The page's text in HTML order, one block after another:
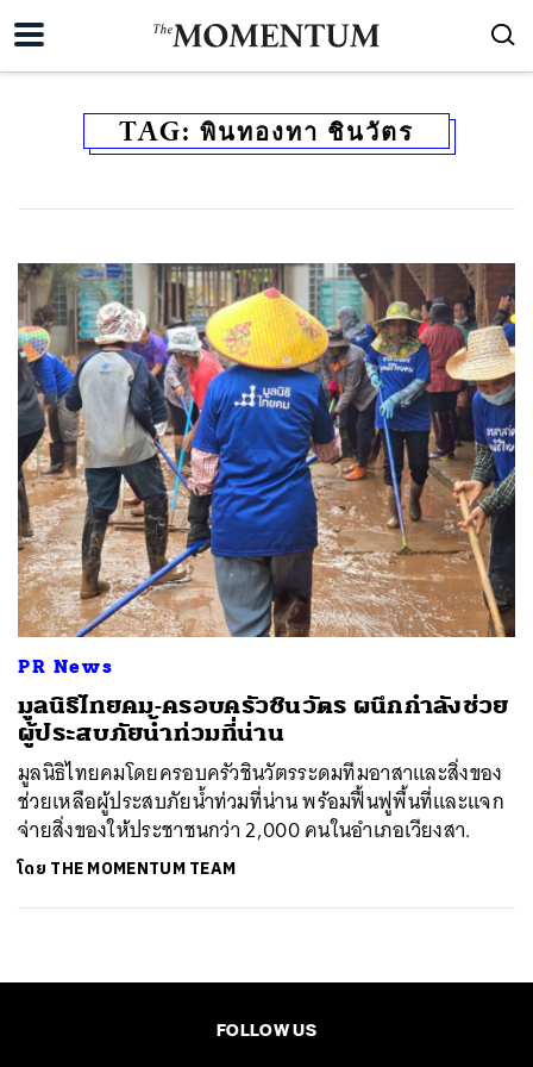
TAG: พินทองทา ชินวัตร
PR News
มูลนิธิไทยคม-ครอบครัวชินวัตร ผนึกกำลังช่วย
ผู้ประสบภัยน้ำท่วมที่น่าน
มูลนิธิไทยคมโดยครอบครัวชินวัตรระดมทีมอาสาและสิ่งของ
ช่วยเหลือผู้ประสบภัยน้ำท่วมที่น่าน พร้อมฟื้นฟูพื้นที่และแจก
จ่ายสิ่งของให้ประชาชนกว่า 2,000 คนในอำเภอเวียงสา.
โดย THE MOMENTUM TEAM
FOLLOW US
ค้นหา
SHARE TWEET LINE EMAIL